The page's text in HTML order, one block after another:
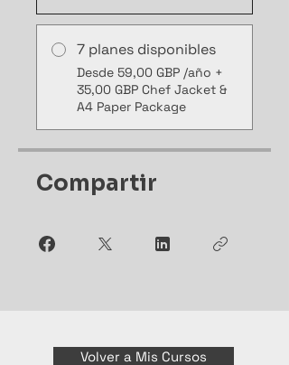
7 planes disponibles
Desde 59,00 GBP /año +
35,00 GBP Chef Jacket &
A4 Paper Package
Compartir
Volver a Mis Cursos